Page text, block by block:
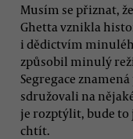
Musím se přiznat,
Ghetta vznikla
i dědictvím
způsobil minulý
Segregace
sdružovali na
je rozptýlit, bude to
chtít.